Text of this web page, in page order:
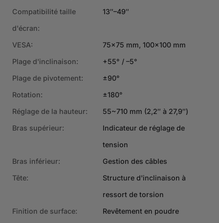
Compatibilité taille
d'écran:
13″–49″
VESA:
75×75 mm, 100×100 mm
Plage d'inclinaison:
+55° / –5°
Plage de pivotement:
±90°
Rotation:
±180°
Réglage de la hauteur:
55~710 mm (2,2″ à 27,9″)
Bras supérieur:
Indicateur de réglage de
tension
Bras inférieur:
Gestion des câbles
Tête:
Structure d'inclinaison à
ressort de torsion
Finition de surface:
Revêtement en poudre